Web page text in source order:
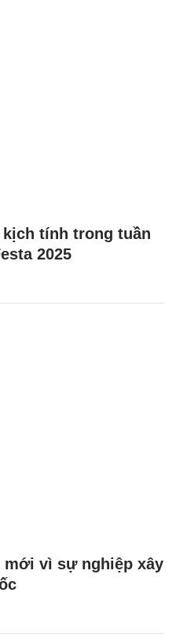
kịch tính trong tuần
2025
mới vì sự nghiệp xây